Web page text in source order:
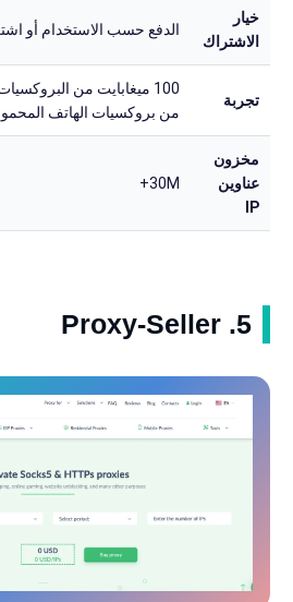
خيار
الاشتراك
الدفع حسب الاستخدام أو
تجربة
من بروكسيات الهاتف المحمول
مخزون
عناوين
IP
30M+
5. Proxy-Seller